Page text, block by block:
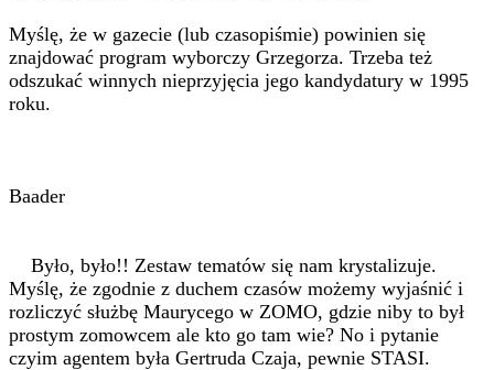
Myślę, że w gazecie (lub czasopiśmie) powinien się
znajdować program wyborczy Grzegorza. Trzeba też
odszukać winnych nieprzyjęcia jego kandydatury w 1995
roku.
Baader
Było, było!! Zestaw tematów się nam krystalizuje.
Myślę, że zgodnie z duchem czasów możemy wyjaśnić i
rozliczyć służbę Maurycego w ZOMO, gdzie niby to był
prostym zomowcem ale kto go tam wie? No i pytanie
czyim agentem była Gertruda Czaja, pewnie STASI.